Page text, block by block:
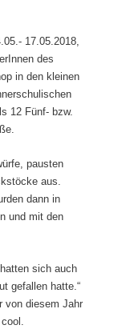
17.05.2018,
des
in den kleinen
12 Fünf- bzw.
pausten
aus.
dann in
und mit den
sich auch
gefallen hatte.“
von diesem Jahr